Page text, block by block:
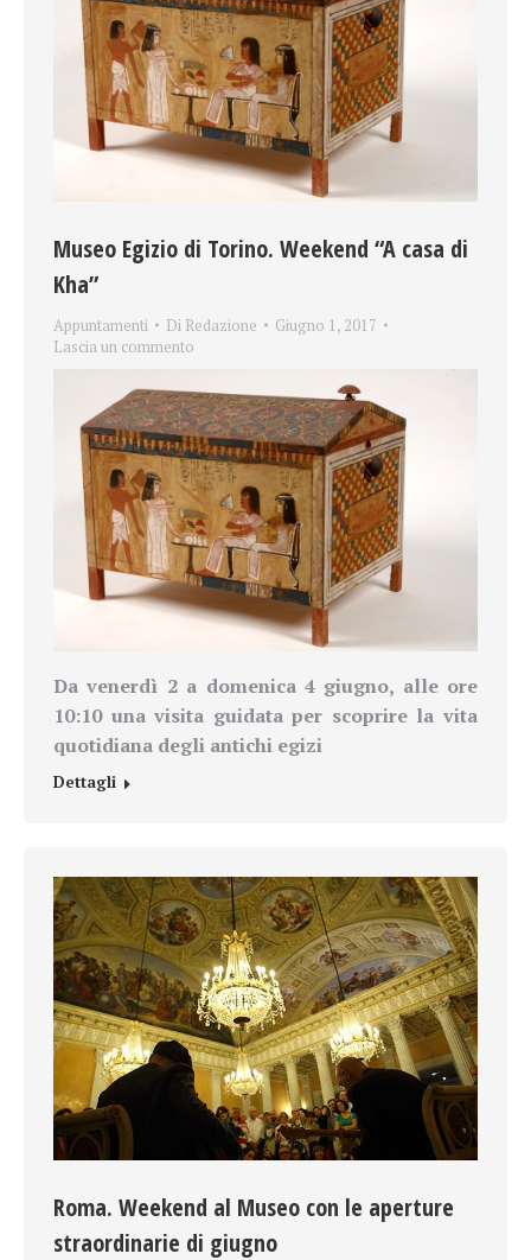
Museo Egizio di Torino. Weekend “A casa di
Kha”
Appuntamenti Di Redazione
Giugno 1, 2017
Lascia un commento
Da venerdì 2 a domenica 4 giugno, alle ore
10:10 una visita guidata per scoprire la vita
quotidiana degli antichi egizi
Dettagli
Roma. Weekend al Museo con le aperture
straordinarie di giugno